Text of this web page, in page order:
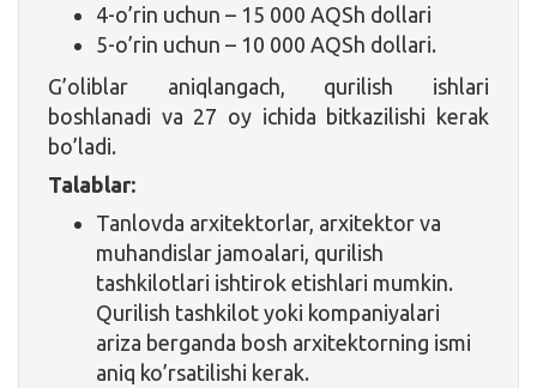
4-o’rin uchun – 15 000 AQSh dollari
5-o’rin uchun – 10 000 AQSh dollari.
G’oliblar aniqlangach, qurilish ishlari
boshlanadi va 27 oy ichida bitkazilishi kerak
bo’ladi.
Talablar:
Tanlovda arxitektorlar, arxitektor va
muhandislar jamoalari, qurilish
tashkilotlari ishtirok etishlari mumkin.
Qurilish tashkilot yoki kompaniyalari
ariza berganda bosh arxitektorning ismi
aniq ko’rsatilishi kerak.